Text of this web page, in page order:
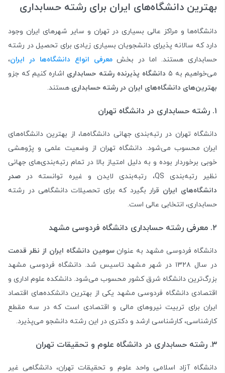
بهترین دانشگاه‌های ایران برای رشته حسابداری
دانشگاه‌ها و مراکز عالی بسیاری در تهران و سایر شهرهای ایران وجود
دارد که سالانه پذیرای دانشجویان بسیاری زیادی برای تحصیل در رشته
حسابداری هستند. اما در بخشمعرفی انواع دانشگاه‌ها در ایران،
می‌خواهیم به ۵
دانشگاه پذیرنده رشته حسابداری اشاره کنیم که جزو
بهترین‌‌های دانشگاه‌های ایران در رشته حسابداری هستند.
۱. رشته حسابداری در دانشگاه تهران
دانشگاه تهران در رتبه‌بندی جهانی دانشگاه‌ها، از بهترین دانشگاه‌های
ایران محسوب می‌شود. دانشگاه تهران از وضعیت علمی و پژوهشی
خوبی برخوردار بوده و به دلیل امتیاز بالا در تمام رتبه‌بندی‌های جهانی
نظیر رتبه‌بندی QS، رتبه‌بندی لایدن و غیره توانسته در
صدر
دانشگاه‌های ایران قرار بگیرد که برای تحصیلات دانشگاهی در رشته
حسابداری، انتخابی عالی است.
۲. معرفی رشته حسابداری دانشگاه فردوسی مشهد
دانشگاه فردوسی مشهد به عنوانسومین دانشگاه ایران از نظر قدمت
در سال ۱۳۲۸ در شهر مشهد تاسیس شد. دانشگاه فردوسی مشهد
بزرگ‌ترین دانشگاه شرق کشور محسوب می‌شود. دانشکده علوم اداری و
اقتصادی دانشگاه فردوسی مشهد یکی از بهترین دانشکده‌های اقتصاد
ایران برای تربیت نیروهای مالی و اقتصادی است که در سه مقطع
کارشناسی، کارشناسی ارشد و دکتری در این رشته دانشجو می‌پذیرد.
۳. رشته حسابداری در دانشگاه علوم و تحقیقات تهران
دانشگاه آزاد اسلامی واحد علوم و تحقیقات تهران، دانشگاهی غیر